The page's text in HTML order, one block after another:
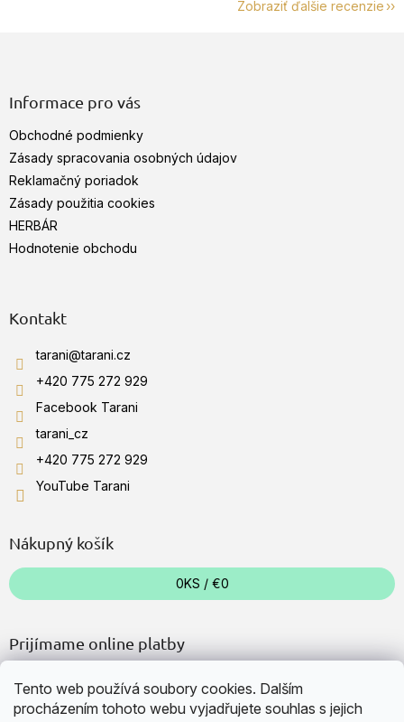
Tento web používá soubory cookies. Dalším
procházením tohoto webu vyjadřujete souhlas s jejich
Zobraziť ďalšie recenzie
Informace pro vás
Obchodné podmienky
Zásady spracovania osobných údajov
Reklamačný poriadok
Zásady použitia cookies
HERBÁR
Hodnotenie obchodu
Kontakt
tarani@tarani.cz
+420 775 272 929
Facebook Tarani
tarani_cz
+420 775 272 929
YouTube Tarani
Nákupný košík
0KS / €0
Prijímame online platby